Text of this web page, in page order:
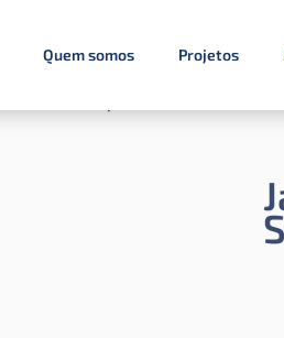
Quem somos Projetos